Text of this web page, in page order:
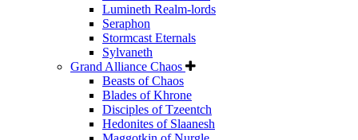
Lumineth Realm-lords
Seraphon
Stormcast Eternals
Sylvaneth
Grand Alliance Chaos
Beasts of Chaos
Blades of Khrone
Disciples of Tzeentch
Hedonites of Slaanesh